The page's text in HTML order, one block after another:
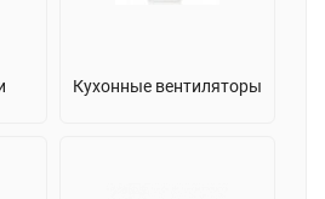
Кухонные вентиляторы